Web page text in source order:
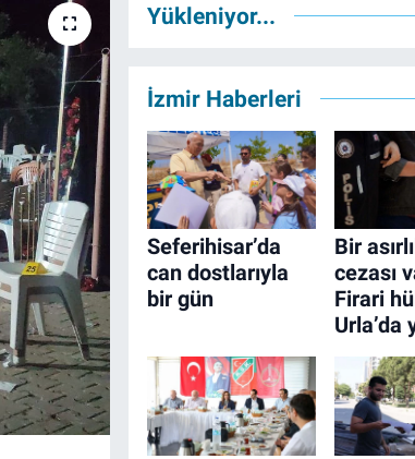
Yükleniyor...
İzmir Haberleri
Seferihisar’da
can dostlarıyla
bir gün
Bir
cezası
Firari
Urla’da